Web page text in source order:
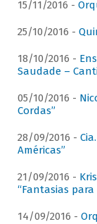
15/11/2016 -
25/10/2016 -
18/10/2016 -
Saudade –
05/10/2016 -
Cordas”
28/09/2016 -
Américas”
21/09/2016 -
“Fantasias para
14/09/2016 -